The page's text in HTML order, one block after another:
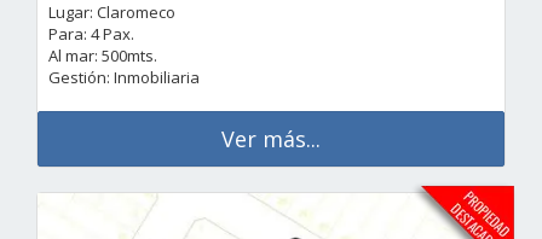
Lugar: Claromeco
Para: 4 Pax.
Al mar: 500mts.
Gestión: Inmobiliaria
Ver más...